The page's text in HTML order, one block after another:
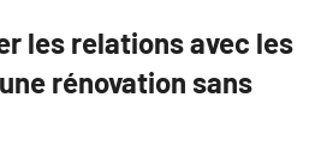
les relations avec les
rénovation sans